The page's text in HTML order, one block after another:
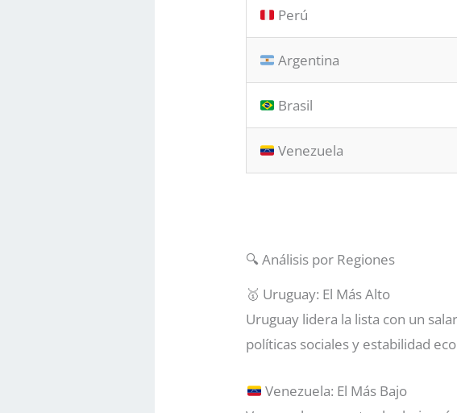
Perú
Argentina
Brasil
Venezuela
🔍 Análisis por Regiones
🥇 Uruguay: El Más Alto
Uruguay lidera la lista con un
políticas sociales y estabilidad
Venezuela: El Más Bajo